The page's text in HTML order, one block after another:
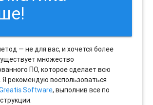
— не для вас, и хочется более
множество
ПО, которое сделает всю
Я рекомендую воспользоваться
Software, выполнив все по